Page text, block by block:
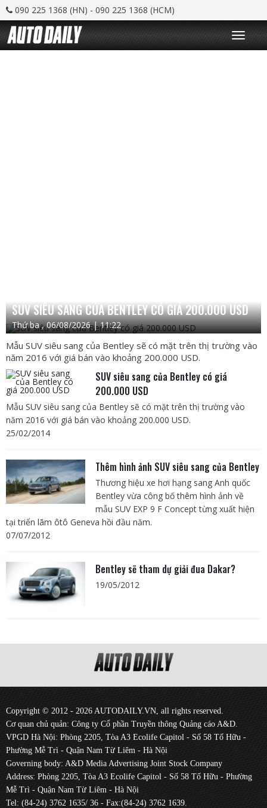
090 225 1368 (HN) - 090 225 1368 (HCM)
T
o
g
SUV SIÊU SANG CỦA BENTLEY CÓ GIÁ 200.000 USD
Thứ ba , 06/08/2026 | 11:22
Mẫu SUV siêu sang của Bentley sẽ có mặt trên thị trường vào
năm 2016 với giá bán vào khoảng 200.000 USD.
SUV siêu sang của Bentley có giá
200.000 USD
Mẫu SUV siêu sang của Bentley sẽ có mặt trên thị trường vào
năm 2016 với giá bán vào khoảng 200.000 USD.
25/02/2014
Thêm hình ảnh SUV siêu sang của Bentley
Thương hiệu xe hơi hạng sang Anh quốc
Bentley vừa công bố thêm hình ảnh về
mẫu SUV EXP 9 F Concept từng xuất hiện
tại triển lãm ôtô Geneva hồi đầu năm.
07/07/2012
Bentley sẽ tham dự giải đua Dakar?
19/05/2012
Copyright © 2012 - 2026 AUTODAILY.VN, all rights reserved.
Cơ quan chủ quản: Công ty Cổ phần Truyền thông Quảng cáo A&D.
VPGD Hà Nội: Phòng 2205, Tòa A3 Ecolife Capitol - Số 58 Tố Hữu -
Phường Mễ Trì - Quận Nam Từ Liêm - Hà Nội
Governing body: A&D Media Advertising Joint Stock Company
Address: Phòng 2205, Tòa A3 Ecolife Capitol - Số 58 Tố Hữu - Phường
Mễ Trì - Quận Nam Từ Liêm - Hà Nội
Tel: (84-24) 3762 1635/ 36 - Fax:(84-24) 3762 1639.